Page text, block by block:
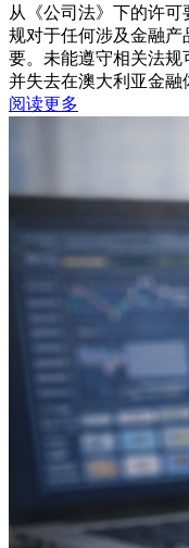
从《公司法》下的许
规对于任何涉及金融
要。未能遵守相关法规
并失去在澳大利亚金融
阅读更多